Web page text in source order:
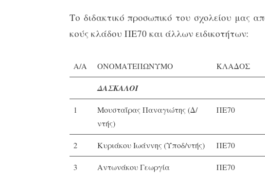
Το διδακτικό προσωπικό του σχολείου μας
κούς κλάδου ΠΕ70 και άλλων ειδικοτήτων:
Α/Α ΟΝΟΜΑΤΕΠΩΝΥΜΟ ΚΛΑΔΟΣ
ΔΑΣΚΑΛΟΙ
1
Μουσταΐρας Παναγιώτης (Δ/
ντής)
ΠΕ70
2 Κυριάκου Ιωάννης (Υποδ/ντής) ΠΕ70
3 Αντωνάκου Γεωργία ΠΕ70